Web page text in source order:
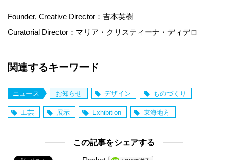
Founder, Creative Director：吉本英樹
Curatorial Director：マリア・クリスティーナ・ディデロ
関連するキーワード
ニュース お知らせ デザイン ものづくり
工芸 展示 Exhibition 東海地方
この記事をシェアする